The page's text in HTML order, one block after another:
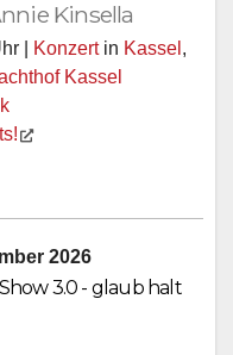
Kinsella
| Konzertin Kassel ,
Kassel
2026
3.0 - glaub halt